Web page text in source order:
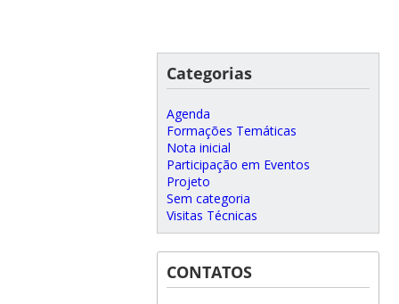
Categorias
Agenda
Formações Temáticas
Nota inicial
Participação em Eventos
Projeto
Sem categoria
Visitas Técnicas
CONTATOS